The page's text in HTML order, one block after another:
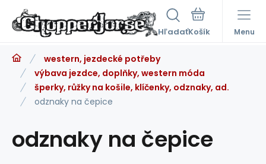
Hľadať Menu
western, jezdecké potřeby
výbava jezdce, doplňky, western móda
šperky, růžky na košile, klíčenky, odznaky, ad.
odznaky na čepice
odznaky na čepice